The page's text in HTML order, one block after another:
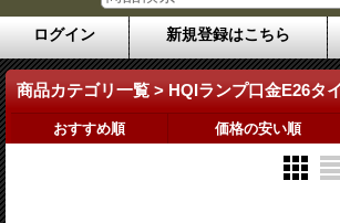
ログイン 新規登録はこちら
商品カテゴリ一覧 > HQIランプ口金E26タ
おすすめ順 価格の安い順